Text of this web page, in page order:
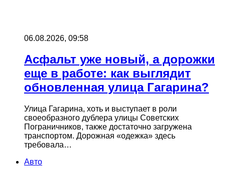
06.08.2026, 09:58
Асфальт уже новый, а дорожки
еще в работе: как выглядит
обновленная улица Гагарина?
Улица Гагарина, хоть и выступает в роли
своеобразного дублера улицы Советских
Пограничников, также достаточно загружена
транспортом. Дорожная «одежка» здесь
требовала…
Авто